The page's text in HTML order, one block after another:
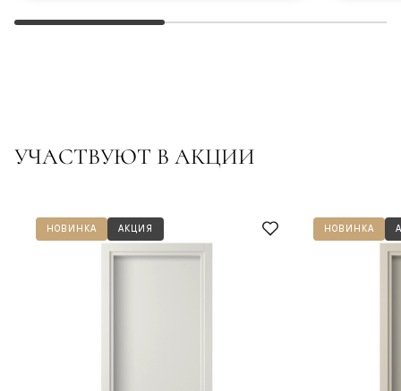
УЧАСТВУЮТ В АКЦИИ
НОВИНКА АКЦИЯ НОВИНКА